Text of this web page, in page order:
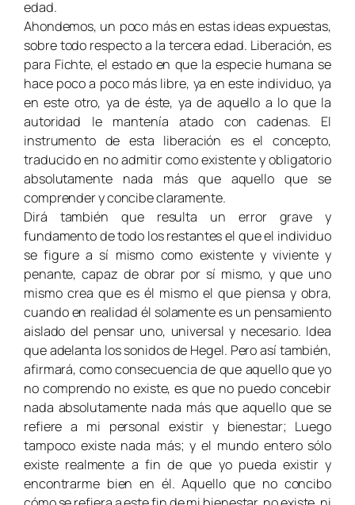
edad.
Ahondemos, un poco más en estas ideas expuestas,
sobre todo respecto a la tercera edad. Liberación, es
para Fichte, el estado en que la especie humana se
hace poco a poco más libre, ya en este individuo, ya
en este otro, ya de éste, ya de aquello a lo que la
autoridad le mantenía atado con cadenas. El
instrumento de esta liberación es el concepto,
traducido en no admitir como existente y obligatorio
absolutamente nada más que aquello que se
comprender y concibe claramente.
Dirá también que resulta un error grave y
fundamento de todo los restantes el que el individuo
se figure a sí mismo como existente y viviente y
penante, capaz de obrar por sí mismo, y que uno
mismo crea que es él mismo el que piensa y obra,
cuando en realidad él solamente es un pensamiento
aislado del pensar uno, universal y necesario. Idea
que adelanta los sonidos de Hegel. Pero así también,
afirmará, como consecuencia de que aquello que yo
no comprendo no existe, es que no puedo concebir
nada absolutamente nada más que aquello que se
refiere a mi personal existir y bienestar; Luego
tampoco existe nada más; y el mundo entero sólo
existe realmente a fin de que yo pueda existir y
encontrarme bien en él. Aquello que no concibo